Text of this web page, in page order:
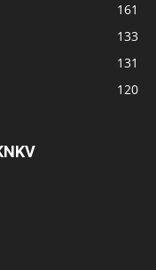
161
133
131
120